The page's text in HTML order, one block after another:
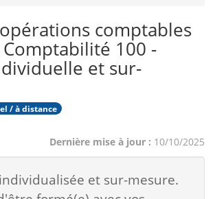
comptables
Comptabilité 100 -
et sur-
/ à distance
Dernière mise à jour : 10/10/2025
et sur-mesure.